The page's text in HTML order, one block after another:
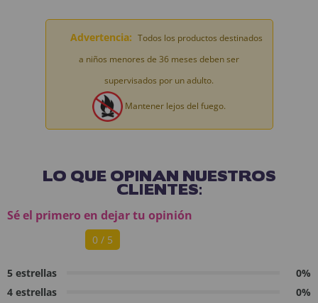
Advertencia: Todos los productos destinados
a niños menores de 36 meses deben ser
supervisados por un adulto.
Mantener lejos del fuego.
LO QUE OPINAN NUESTROS
CLIENTES:
Sé el primero en dejar tu opinión
0 / 5
5 estrellas
0%
4 estrellas
0%